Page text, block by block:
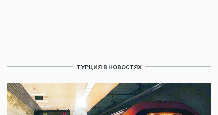
ТУРЦИЯ В НОВОСТЯХ